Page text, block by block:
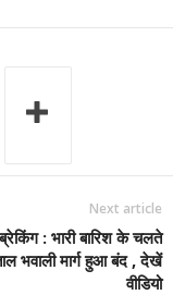
Next article
: भारी बारिश के चलते
भवाली मार्ग हुआ बंद , देखें
वीडियो